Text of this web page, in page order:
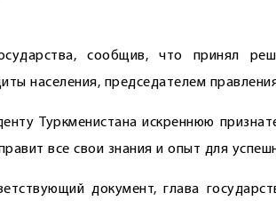
сообщив, что принял
населения, председателем
Туркменистана искреннюю
все свои знания и опыт для
документ, глава